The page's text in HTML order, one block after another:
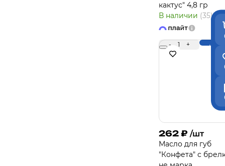
кактус" 4,8 гр
В наличии (35)
- 1 +
262 ₽ /шт
Масло для губ
"Конфета" с